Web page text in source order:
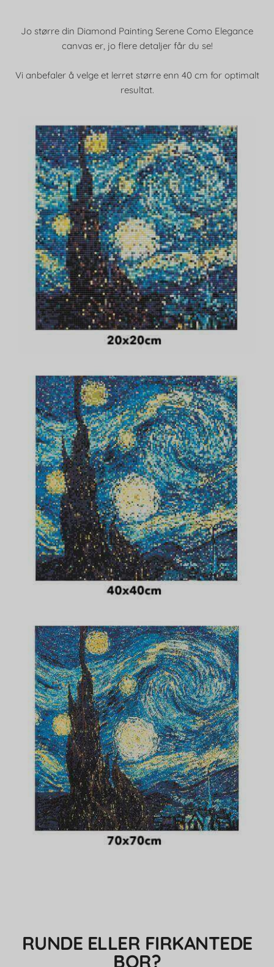
Jo større din Diamond Painting Serene Como Elegance
canvas er, jo flere detaljer får du se!
Vi anbefaler å velge et lerret større enn 40 cm for optimalt
resultat.
RUNDE ELLER FIRKANTEDE
BOR?